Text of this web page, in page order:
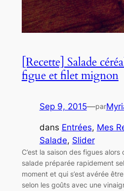
[Recette] Salade
figue et filet mignon
Sep 9, 2015—par
dans Entrées, Mes
Salade, Slider
C’est la saison des figues
salade préparée rapidement
moment et qui s’est avérée
selon les goûts avec une